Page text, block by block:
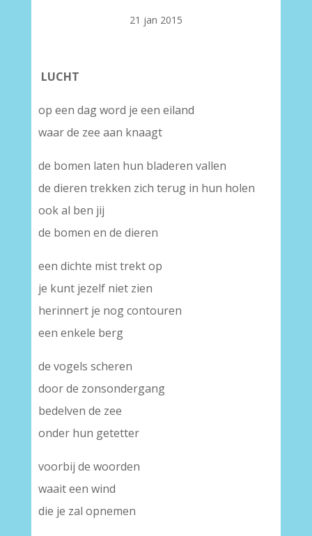
21 jan 2015
LUCHT
op een dag word je een eiland
waar de zee aan knaagt
de bomen laten hun bladeren vallen
de dieren trekken zich terug in hun holen
ook al ben jij
de bomen en de dieren
een dichte mist trekt op
je kunt jezelf niet zien
herinnert je nog contouren
een enkele berg
de vogels scheren
door de zonsondergang
bedelven de zee
onder hun getetter
voorbij de woorden
waait een wind
die je zal opnemen